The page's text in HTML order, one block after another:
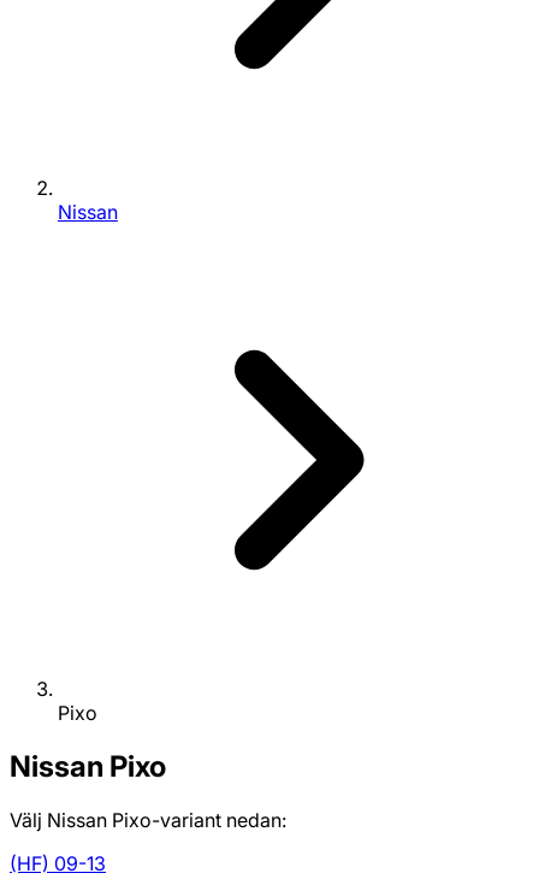
Nissan
Pixo
Nissan Pixo
Välj Nissan Pixo-variant nedan:
(HF) 09-13